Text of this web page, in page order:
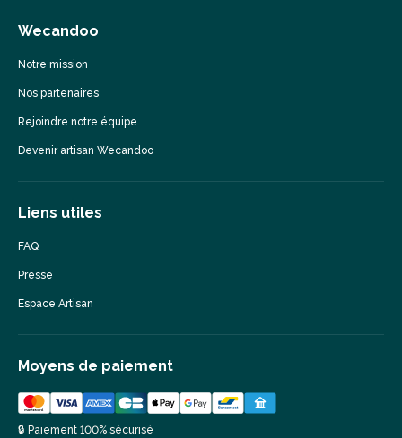
Wecandoo
Notre mission
Nos partenaires
Rejoindre notre équipe
Devenir artisan Wecandoo
Liens utiles
FAQ
Presse
Espace Artisan
Moyens de paiement
🔒 Paiement 100% sécurisé